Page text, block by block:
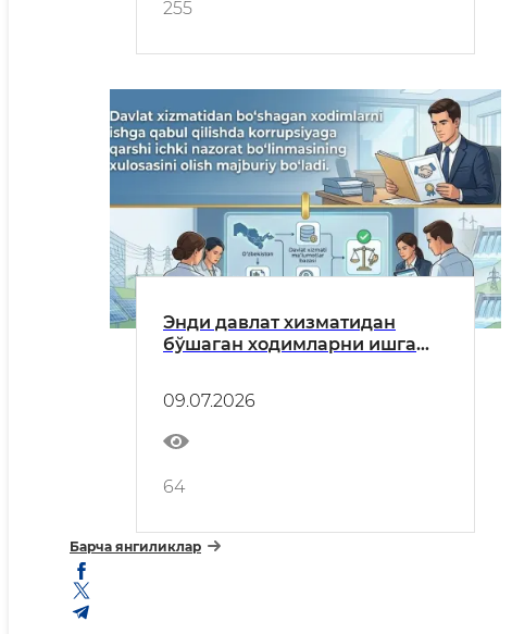
255
Энди давлат хизматидан
бўшаган ходимларни ишга
бўлинмасининг хулосасини
олиш мажбурий бўлади
09.07.2026
64
Барча янгиликлар